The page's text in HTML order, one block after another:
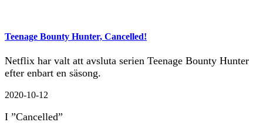
Teenage Bounty Hunter, Cancelled!
Netflix har valt att avsluta serien Teenage Bounty Hunter
efter enbart en säsong.
2020-10-12
I ”Cancelled”